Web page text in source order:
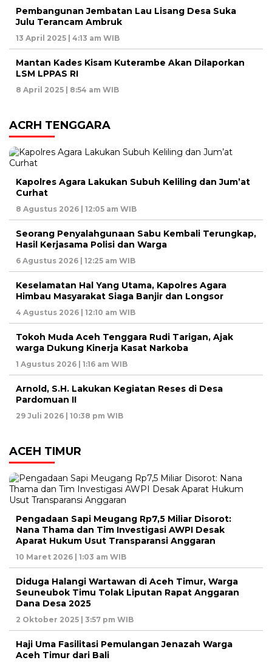
Pembangunan Jembatan Lau Lisang Desa Suka
Julu Terancam Ambruk
13 April 2025 | 4:13 am WIB
Mantan Kades Kisam Kuterambe Akan Dilaporkan
LSM LPPAS RI
8 April 2025 | 8:54 am WIB
ACRH TENGGARA
Kapolres Agara Lakukan Subuh Keliling dan Jum’at
Curhat
8 Agustus 2026 | 12:05 am WIB
Seorang Penyalahgunaan Sabu Kembali Terungkap,
Hasil Kerjasama Polisi dan Warga
6 Agustus 2026 | 12:25 am WIB
Keselamatan Hal Yang Utama, Kapolres Agara
Himbau Masyarakat Siaga Banjir dan Longsor
4 Agustus 2026 | 12:10 am WIB
Tokoh Muda Aceh Tenggara Rudi Tarigan, Ajak
warga Dukung Kinerja Kasat Narkoba
1 Agustus 2026 | 1:16 am WIB
Arnold, S.H. Lakukan Kegiatan Reses di Desa
Pardomuan II
29 Juli 2026 | 10:38 pm WIB
ACEH TIMUR
Pengadaan Sapi Meugang Rp7,5 Miliar Disorot:
Nana Thama dan Tim Investigasi AWPI Desak
Aparat Hukum Usut Transparansi Anggaran
10 Maret 2026 | 1:03 am WIB
Diduga Halangi Wartawan di Aceh Timur, Warga
Seuneubok Timu Tolak Liputan Rapat Anggaran
Dana Desa 2025
2 Oktober 2025 | 3:57 pm WIB
Haji Uma Fasilitasi Pemulangan Jenazah Warga
Aceh Timur dari Bali